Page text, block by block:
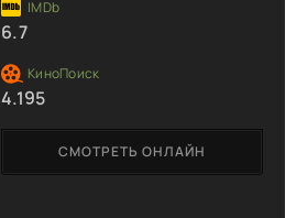
СМОТРЕТЬ ОНЛАЙН
6.7
4.195